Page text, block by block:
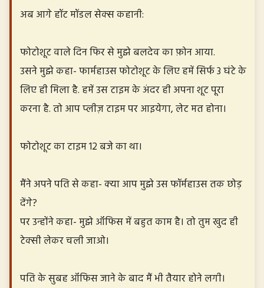
अब आगे हॉट मॉडल सेक्स कहानी:
फोटोशूट वाले दिन फिर से मुझे बलदेव का फ़ोन आया.
उसने मुझे कहा- फार्महाउस फोटोशूट के लिए हमें सिर्फ 3 घंटे के
लिए ही मिला है. हमें उस टाइम के अंदर ही अपना शूट पूरा
करना है. तो आप प्लीज़ टाइम पर आइयेगा, लेट मत होना।
फोटोशूट का टाइम 12 बजे का था।
मैंने अपने पति से कहा- क्या आप मुझे उस फॉर्महाउस तक छोड़
देंगे?
पर उन्होंने कहा- मुझे ऑफिस में बहुत काम है। तो तुम खुद ही
टेक्सी लेकर चली जाओ।
पति के सुबह ऑफिस जाने के बाद मैं भी तैयार होने लगी।